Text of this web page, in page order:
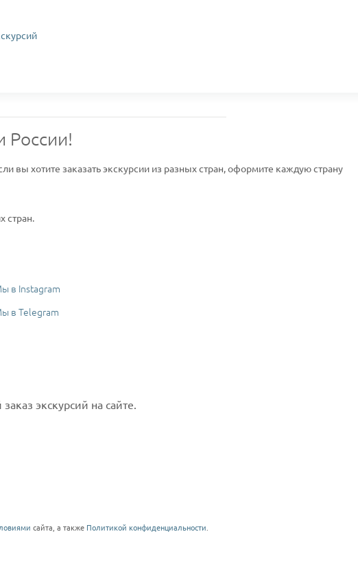
России!
вы хотите заказать экскурсии из разных стран, оформите каждую страну
стран.
в Instagram
в Telegram
экскурсий на сайте.
сайта, а также Политикой конфиденциальности